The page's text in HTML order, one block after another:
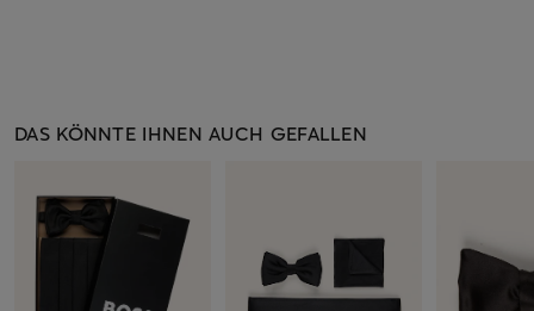
DAS KÖNNTE IHNEN AUCH GEFALLEN